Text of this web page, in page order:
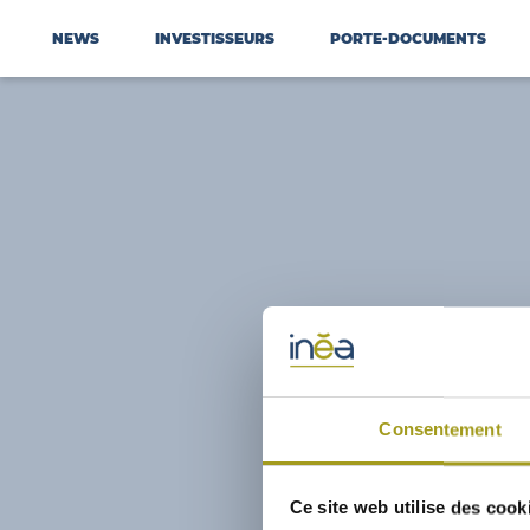
Consentement
Ce site web utilise des
NEWS INVESTISSEURS PORTE-DOCUMENTS